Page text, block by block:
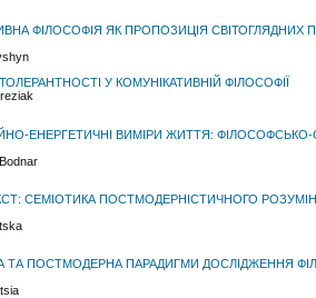
ФІЛОСОФІЯ ЯК ПРОПОЗИЦІЯ СВІТОГЛЯДНИХ
У КОМУНІКАТИВНІЙ ФІЛОСОФІЇ
ЕНЕРГЕТИЧНІ ВИМІРИ ЖИТТЯ:
СЕМІОТИКА ПОСТМОДЕРНІСТИЧНОГО
ТА ПОСТМОДЕРНА ПАРАДИГМИ ДОСЛІДЖЕННЯ